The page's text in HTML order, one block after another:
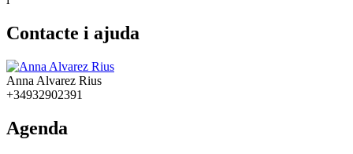
Contacte i ajuda
Anna Alvarez Rius
+34932902391
Agenda